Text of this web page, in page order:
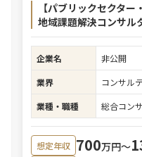
【パブリックセクタ
地域課題解決コンサル
企業名
非公開
業界
コンサル
業種・職種
総合コン
想定年収 700万円〜